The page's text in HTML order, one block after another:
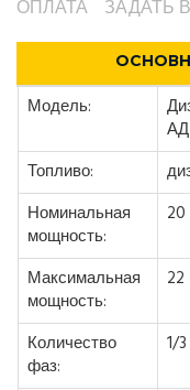
ОПЛАТА
ЗАДАТЬ
Модель:
Топливо:
Номинальная
мощность:
Максимальная
мощность:
22
Количество
фаз:
1/3